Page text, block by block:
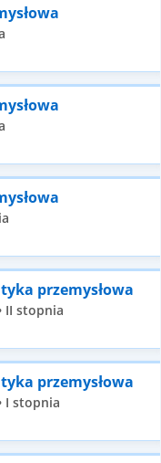
przemysłowa
II stopnia
przemysłowa
I stopnia